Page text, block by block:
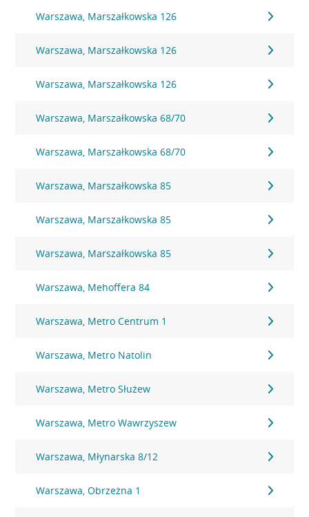
Warszawa, Marszałkowska 126
Warszawa, Marszałkowska 126
Warszawa, Marszałkowska 126
Warszawa, Marszałkowska 68/70
Warszawa, Marszałkowska 68/70
Warszawa, Marszałkowska 85
Warszawa, Marszałkowska 85
Warszawa, Marszałkowska 85
Warszawa, Mehoffera 84
Warszawa, Metro Centrum 1
Warszawa, Metro Natolin
Warszawa, Metro Służew
Warszawa, Metro Wawrzyszew
Warszawa, Młynarska 8/12
Warszawa, Obrzeżna 1